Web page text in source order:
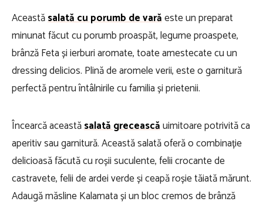
Aceastăsalată cu porumb de varăeste un preparat
minunat făcut cu porumb proaspăt, legume proaspete,
brânză Feta și ierburi aromate, toate amestecate cu un
dressing delicios. Plină de aromele verii, este o garnitură
perfectă pentru întâlnirile cu familia și prietenii.
Încearcă aceastăsalată greceascăuimitoare potrivită ca
aperitiv sau garnitură. Această salată oferă o combinație
delicioasă făcută cu roșii suculente, felii crocante de
castravete, felii de ardei verde și ceapă roșie tăiată mărunt.
Adaugă măsline Kalamata și un bloc cremos de brânză